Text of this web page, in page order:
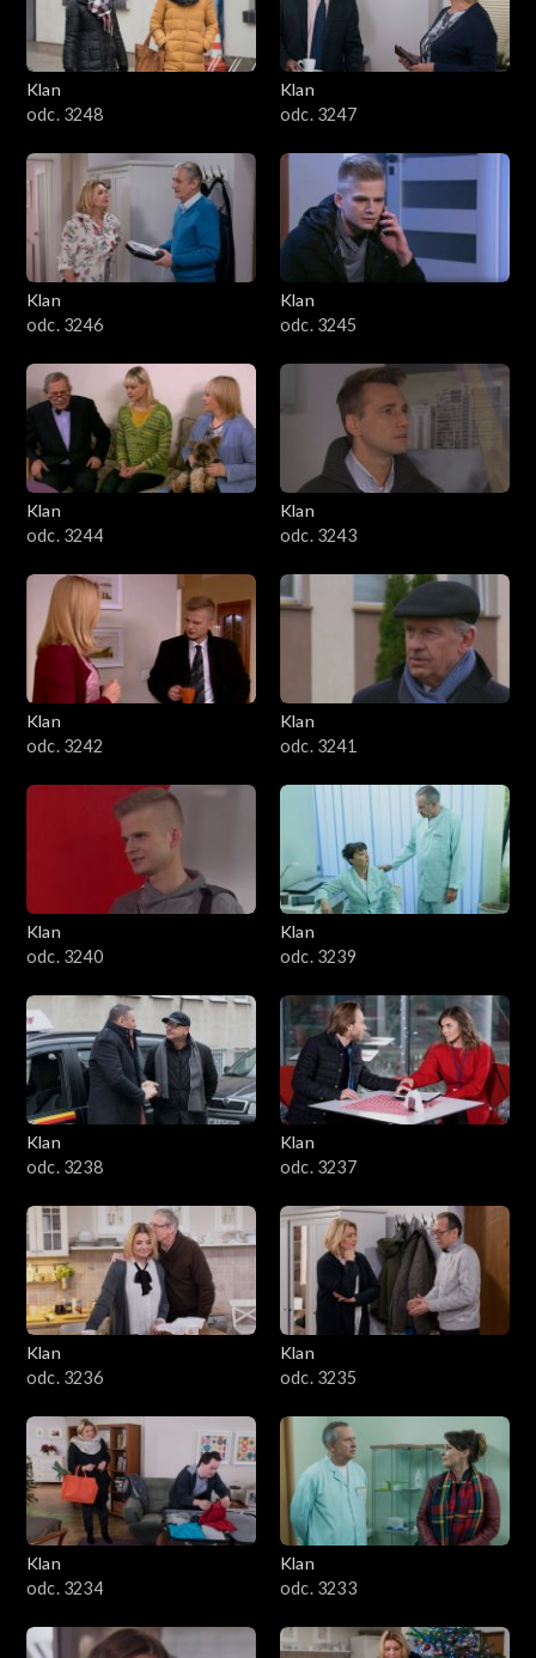
Klan
odc. 3248
Klan
odc. 3247
Klan
odc. 3246
Klan
odc. 3245
Klan
odc. 3244
Klan
odc. 3243
Klan
odc. 3242
Klan
odc. 3241
Klan
odc. 3240
Klan
odc. 3239
Klan
odc. 3238
Klan
odc. 3237
Klan
odc. 3236
Klan
odc. 3235
Klan
odc. 3234
Klan
odc. 3233